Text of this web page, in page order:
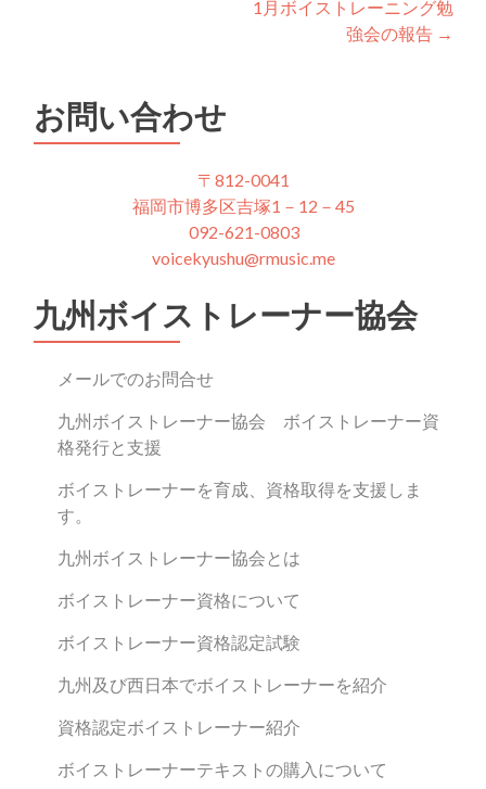
1月ボイストレーニング勉
強会の報告 →
お問い合わせ
〒812-0041
福岡市博多区吉塚1－12－45
092-621-0803
voicekyushu@rmusic.me
九州ボイストレーナー協会
メールでのお問合せ
九州ボイストレーナー協会 ボイストレーナー資
格発行と支援
ボイストレーナーを育成、資格取得を支援しま
す。
九州ボイストレーナー協会とは
ボイストレーナー資格について
ボイストレーナー資格認定試験
九州及び西日本でボイストレーナーを紹介
資格認定ボイストレーナー紹介
ボイストレーナーテキストの購入について